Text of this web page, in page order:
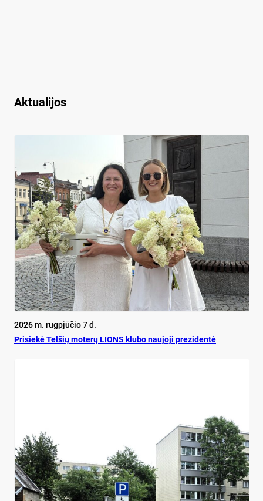
Aktualijos
2026 m. rugpjūčio 7 d.
Pri­siekė Tel­šių mo­terų LIONS klu­bo nau­jo­ji pre­zi­dentė